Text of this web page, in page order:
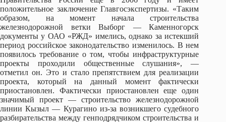
положительное заключение Главгосэкспертизы. «Таким
образом, на момент начала строительства
железнодорожной ветки Выборг — Каменногорск
документы у ОАО «РЖД» имелись, однако за истекший
период российское законодательство изменилось. В нем
появилось требование о том, чтобы инфраструктурные
проекты проходили общественные слушания», —
отметил он. Это и стало препятствием для реализации
проекта, который на данный момент фактически
приостановлен. Фактически приостановлен еще один
значимый проект — строительство железнодорожной
линии Кызыл — Курагино из-за возникшего судебного
разбирательства между генподрядчиком строительства и